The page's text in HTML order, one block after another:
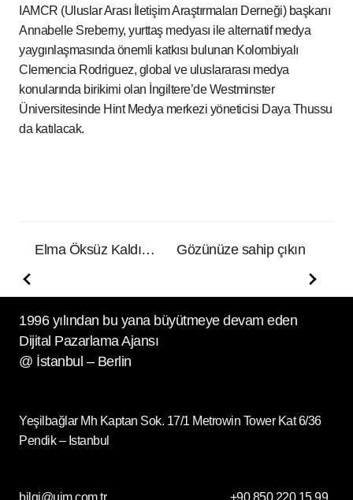
IAMCR (Uluslar Arası İletişim Araştırmaları Derneği) başkanı
Annabelle Sreberny, yurttaş medyası ile alternatif medya
yaygınlaşmasında önemli katkısı bulunan Kolombiyalı
Clemencia Rodriguez, global ve uluslararası medya
konularında birikimi olan İngiltere’de Westminster
Üniversitesinde Hint Medya merkezi yöneticisi Daya Thussu
da katılacak.
Elma Öksüz Kaldı… Gözünüze sahip çıkın
1996 yılından bu yana büyütmeye devam eden
Dijital Pazarlama Ajansı
@ İstanbul – Berlin
Yeşilbağlar Mh Kaptan Sok. 17/1 Metrowin Tower Kat 6/36
Pendik – Istanbul
bilgi@uim.com.tr +90 850 220 15 99